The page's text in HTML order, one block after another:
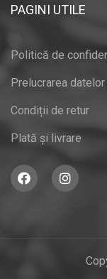
PAGINI UTILE
Politică de
Prelucrarea
Condiții de retur
Plată și livrare